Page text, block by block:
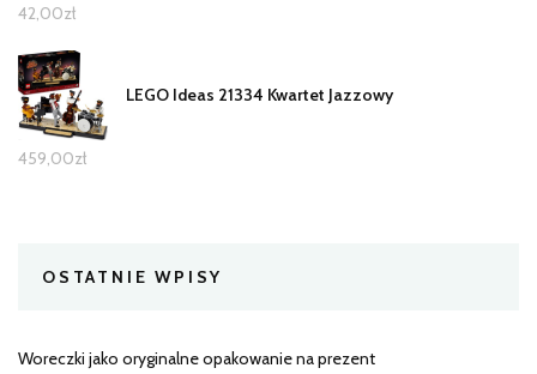
42,00zł
LEGO Ideas 21334 Kwartet Jazzowy
459,00zł
OSTATNIE WPISY
Woreczki jako oryginalne opakowanie na prezent